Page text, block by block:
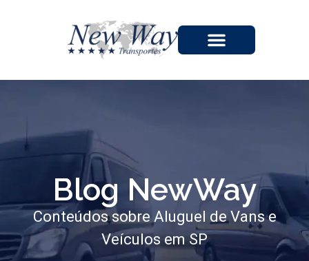
Blog NewWay
Conteúdos sobre Aluguel de Vans e
Veículos em SP